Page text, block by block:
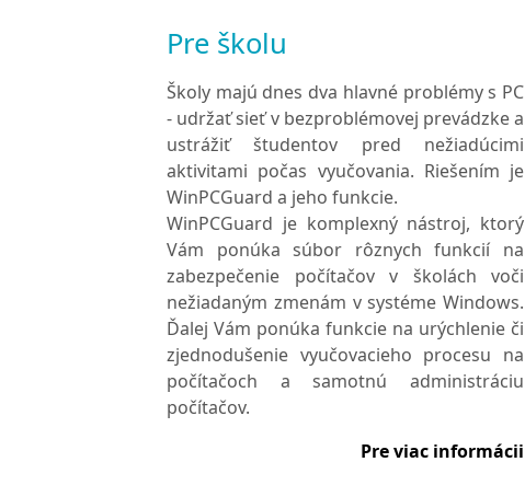
Pre školu
Školy majú dnes dva hlavné problémy s PC
- udržať sieť v bezproblémovej prevádzke a
ustrážiť študentov pred nežiadúcimi
aktivitami počas vyučovania. Riešením je
WinPCGuard a jeho funkcie.
WinPCGuard je komplexný nástroj, ktorý
Vám ponúka súbor rôznych funkcií na
zabezpečenie počítačov v školách voči
nežiadaným zmenám v systéme Windows.
Ďalej Vám ponúka funkcie na urýchlenie či
zjednodušenie vyučovacieho procesu na
počítačoch a samotnú administráciu
počítačov.
Pre viac informácii